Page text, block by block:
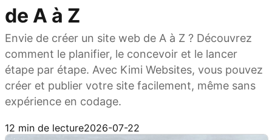
de A à Z
Envie de créer un site web de A à Z ? Découvrez
comment le planifier, le concevoir et le lancer
étape par étape. Avec Kimi Websites, vous pouvez
créer et publier votre site facilement, même sans
expérience en codage.
12 min de lecture2026-07-22